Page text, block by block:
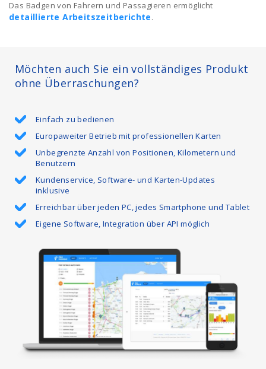
Das Badgen von Fahrern und Passagieren ermöglicht
detaillierte Arbeitszeitberichte.
Möchten auch Sie ein vollständiges Produkt
ohne Überraschungen?
Einfach zu bedienen
Europaweiter Betrieb mit professionellen Karten
Unbegrenzte Anzahl von Positionen, Kilometern und
Benutzern
Kundenservice, Software- und Karten-Updates
inklusive
Erreichbar über jeden PC, jedes Smartphone und Tablet
Eigene Software, Integration über API möglich